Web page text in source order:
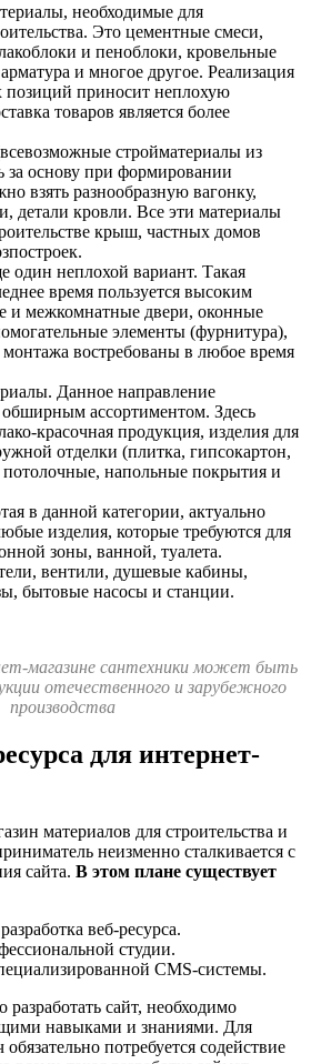
необходимые для
Это цементные смеси,
и пеноблоки, кровельные
и многое другое. Реализация
позиций приносит неплохую
товаров является более
стройматериалы из
за основу при формировании
взять разнообразную вагонку,
детали кровли. Все эти материалы
крыш, частных домов
один неплохой вариант. Такая
время пользуется высоким
и межкомнатные двери, оконные
элементы (фурнитура),
востребованы в любое время
Данное направление
обширным ассортиментом. Здесь
красочная продукция, изделия для
отделки (плитка, гипсокартон,
напольные покрытия и
в данной категории, актуально
изделия, которые требуются для
зоны, ванной, туалета.
вентили, душевые кабины,
бытовые насосы и станции.
магазине сантехники может быть
отечественного и зарубежного
производства
для интернет-
материалов для строительства и
неизменно сталкивается с
сайта. В этом плане существует
веб-ресурса.
студии.
CMS-системы.
сайт, необходимо
навыками и знаниями. Для
потребуется содействие